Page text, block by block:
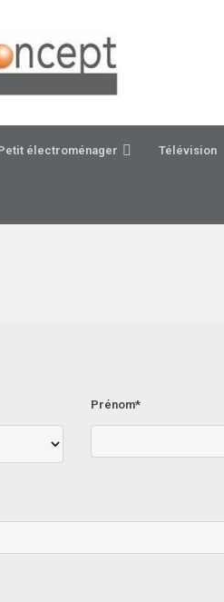
électroménager Télévision
Prénom*